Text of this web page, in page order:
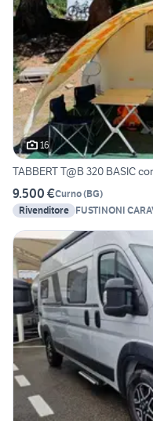
16
TABBERT T@B 320 BASIC
9.500 €Curno(BG)
Rivenditore FUSTINONI